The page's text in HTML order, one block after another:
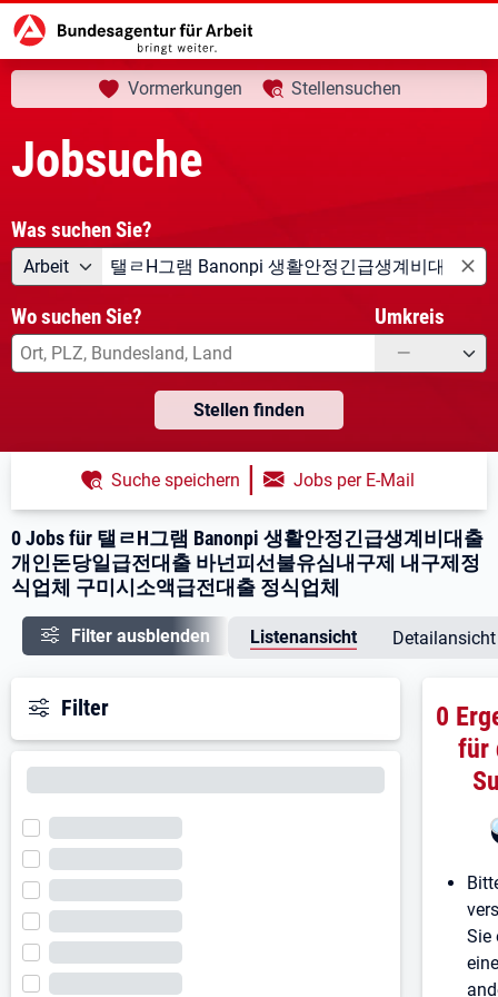
Startseite Jobsuche aktuelle Seite:
Ihre Suche
Vormerkungen Stellensuchen
Jobsuche
Was suchen Sie?
Angebotsart
Arbeit Was suchen Sie?
Wo suchen Sie? Umkreis
—
Stellen finden
0 Jobs für 탤ㄹH그램 Banonpi 생활안정긴급생계비대출
개인돈당일급전대출 바넌피선불유심내구제 내구제정
식업체 구미시소액급전대출 정식업체
Suche speichern | Jobs per E-Mail
Filter ausblenden Listenansicht Detailansicht
Filter
0
für
Sie